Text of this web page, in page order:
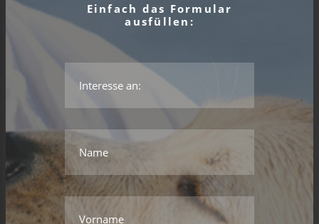
Einfach das Formular
ausfüllen:
Name
*Dieses Feld wird benötigt.
*Das ist kein gültiger Name.
Vorname